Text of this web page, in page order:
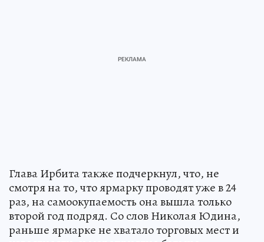
Глава Ирбита также подчеркнул, что, не
смотря на то, что ярмарку проводят уже в 24
раз, на самоокупаемость она вышла только
второй год подряд. Со слов Николая Юдина,
раньше ярмарке не хватало торговых мест и